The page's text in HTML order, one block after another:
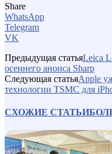
Share
WhatsApp
Telegram
VK
Предыдущая статьяLeica
осеннего анонса Sharp
Следующая статьяApple
технологии TSMC для
СХОЖИЕ СТАТЬИ